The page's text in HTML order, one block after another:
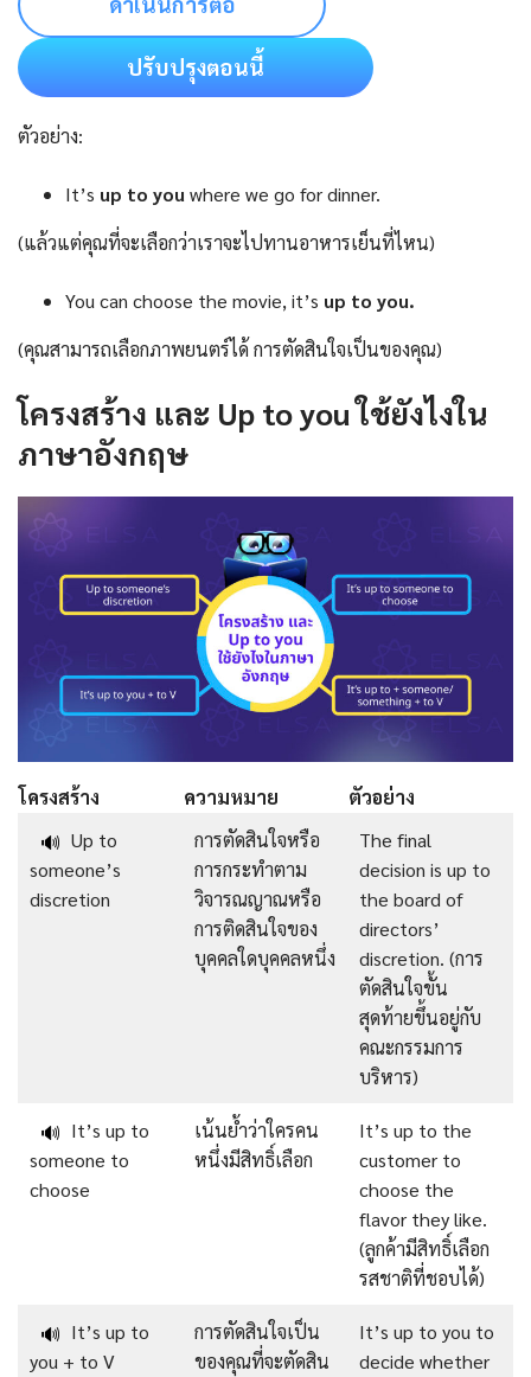
ปรับปรุงตอนนี้
ตัวอย่าง:
It’s up to you where we go for dinner.
(แล้วแต่คุณที่จะเลือกว่าเราจะไปทานอาหารเย็นที่ไหน)
You can choose the movie, it’s up to you.
(คุณสามารถเลือกภาพยนตร์ได้ การตัดสินใจเป็นของคุณ)
โครงสร้าง และ Up to you ใช้ยังไงใน
ภาษาอังกฤษ
โครงสร้าง ความหมาย
ตัวอย่าง
🔊 Up to
someone’s
discretion
การตัดสินใจหรือ
การกระทำตาม
วิจารณญาณหรือ
การติดสินใจของ
บุคคลใดบุคคลหนึ่ง
The final
decision is up to
the board of
directors’
discretion. (การ
ตัดสินใจขั้น
สุดท้ายขึ้นอยู่กับ
คณะกรรมการ
บริหาร)
🔊 It’s up to
someone to
choose
เน้นย้ำว่าใครคน
หนึ่งมีสิทธิ์เลือก
It’s up to the
customer to
choose the
flavor they like.
(ลูกค้ามีสิทธิ์เลือก
รสชาติที่ชอบได้)
🔊 It’s up to
you + to V
การตัดสินใจเป็น
ของคุณที่จะตัดสิน
It’s up to you to
decide whether